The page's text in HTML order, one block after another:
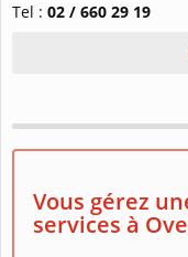
Tel : 02 / 660 29 19
Vous gérez
services à